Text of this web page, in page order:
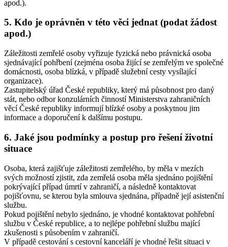
apod.).
5. Kdo je oprávněn v této věci jednat (podat žádost
apod.)
Záležitosti zemřelé osoby vyřizuje fyzická nebo právnická osoba
sjednávající pohřbení (zejména osoba žijící se zemřelým ve společné
domácnosti, osoba blízká, v případě služební cesty vysílající
organizace).
Zastupitelský úřad České republiky, který má působnost pro daný
stát, nebo odbor konzulárních činností Ministerstva zahraničních
věcí České republiky informují blízké osoby a poskytnou jim
informace a doporučení k dalšímu postupu.
6. Jaké jsou podmínky a postup pro řešení životní
situace
Osoba, která zajišťuje záležitosti zemřelého, by měla v mezích
svých možností zjistit, zda zemřelá osoba měla sjednáno pojištění
pokrývající případ úmrtí v zahraničí, a následně kontaktovat
pojišťovnu, se kterou byla smlouva sjednána, případně její asistenční
službu.
Pokud pojištění nebylo sjednáno, je vhodné kontaktovat pohřební
službu v České republice, a to nejlépe pohřební službu mající
zkušenosti s působením v zahraničí.
V případě cestování s cestovní kanceláří je vhodné řešit situaci v